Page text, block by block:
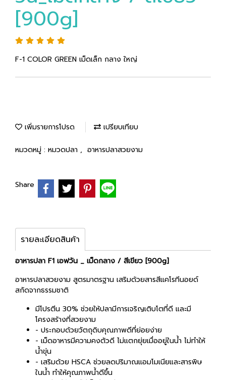
[900g]
F-1 COLOR GREEN เม็ดเล็ก กลาง ใหญ่
เพิ่มรายการโปรด เปรียบเทียบ
หมวดหมู่ : หมวดปลา , อาหารปลาสวยงาม
Share
รายละเอียดสินค้า
อาหารปลา F1 เอฟวัน _ เม็ดกลาง / สีเขียว [900g]
อาหารปลาสวยงาม สูตรมาตรฐาน เสริมด้วยสารสีแคโรทีนอยด์
สกัดจากธรรมชาติ
มีโปรตีน 30% ช่วยให้ปลามีการเจริญเติบโตที่ดี และมี
โครงสร้างที่สวยงาม
- ประกอบด้วยวัตถุดิบคุณภาพดีที่ย่อยง่าย
- เม็ดอาหารมีความคงตัวดี ไม่แตกยุ่ยเมื่ออยู่ในนํ้า ไม่ทําให้
นํ้าขุ่น
- เสริมด้วย HSCA ช่วยลดปริมาณแอมโมเนียและสารพิษ
ในนํ้า ทําให้คุณภาพนํ้าดีขึ้น